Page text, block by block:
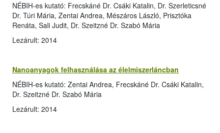
NÉBIH-es kutató: Frecskáné Dr. Csáki Katalin, Dr. Szerleticsné
Dr. Túri Mária, Zentai Andrea, Mészáros László, Prisztóka
Renáta, Sali Judit, Dr. Szeitzné Dr. Szabó Mária
Lezárult: 2014
Nanoanyagok felhasználása az élelmiszerláncban
NÉBIH-es kutató: Zentai Andrea, Frecskáné Dr. Csáki Katalin,
Dr. Szeitzné Dr. Szabó Mária
Lezárult: 2014